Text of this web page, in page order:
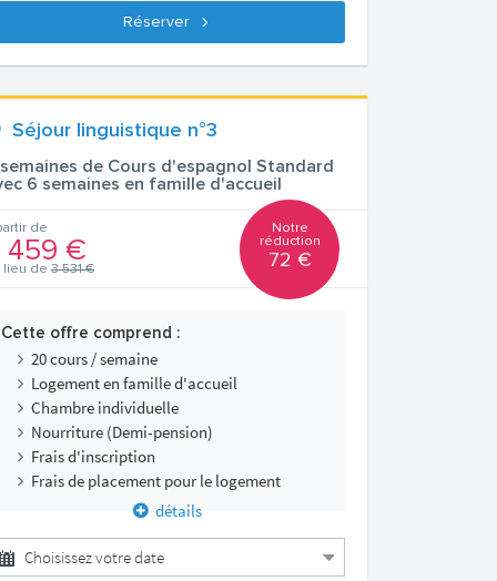
Réserver
Séjour linguistique n°3
de Cours d'espagnol Standard
6 semaines en famille d'accueil
de
459 €
lieu de 3 531 €
Notre
réduction
72 €
Cette offre comprend :
20 cours / semaine
Logement en famille d'accueil
Chambre individuelle
Nourriture (Demi-pension)
Frais d'inscription
Frais de placement pour le logement
détails